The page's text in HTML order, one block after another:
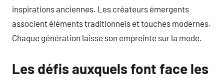
inspirations anciennes. Les créateurs émergents
associent éléments traditionnels et touches modernes.
Chaque génération laisse son empreinte sur la mode.
Les défis auxquels font face les